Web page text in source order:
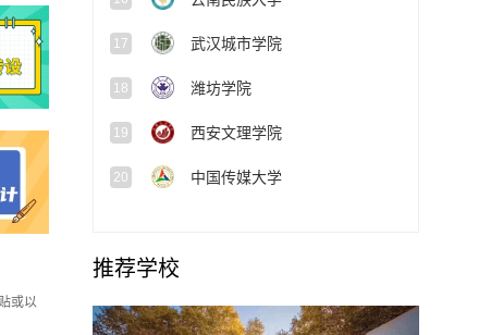
或以
17 武汉城市学院
18 潍坊学院
19 西安文理学院
20 中国传媒大学
推荐学校